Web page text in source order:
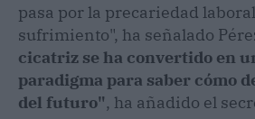
pasa por la precariedad
sufrimiento", ha señalado
cicatriz se ha convertido en
paradigma para saber cómo
del futuro", ha añadido el